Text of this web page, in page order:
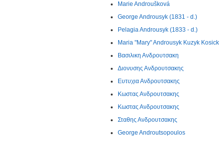
Marie Androušková
George Androusyk (1831 - d.)
Pelagia Androusyk (1833 - d.)
Maria "Mary" Androusyk Kuzyk
Βασιλικη Ανδρουτσακη
Διονυσης Ανδρουτσακης
Ευτυχια Ανδρουτσακης
Κωστας Ανδρουτσακης
Κωστας Ανδρουτσακης
Σταθης Ανδρουτσακης
George Androutsopoulos